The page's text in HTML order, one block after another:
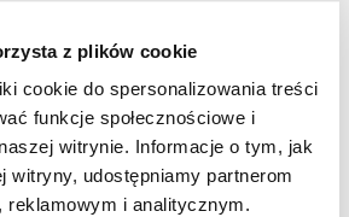
z plików cookie
cookie do spersonalizowania treści
funkcje społecznościowe i
witrynie. Informacje o tym, jak
witryny, udostępniamy partnerom
reklamowym i analitycznym.
jazdy z wykładami